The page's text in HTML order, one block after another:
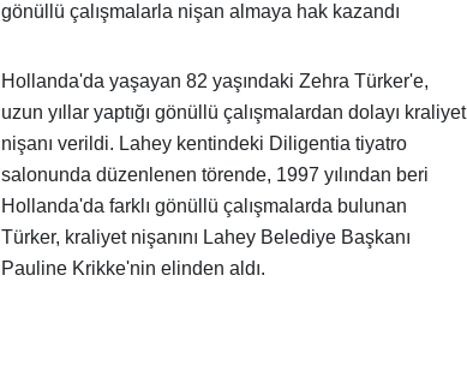
gönüllü çalışmalarla nişan almaya hak kazandı
Hollanda'da yaşayan 82 yaşındaki Zehra Türker'e,
uzun yıllar yaptığı gönüllü çalışmalardan dolayı kraliyet
nişanı verildi. Lahey kentindeki Diligentia tiyatro
salonunda düzenlenen törende, 1997 yılından beri
Hollanda'da farklı gönüllü çalışmalarda bulunan
Türker, kraliyet nişanını Lahey Belediye Başkanı
Pauline Krikke'nin elinden aldı.